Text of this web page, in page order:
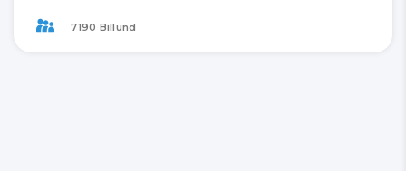
7190 Billund